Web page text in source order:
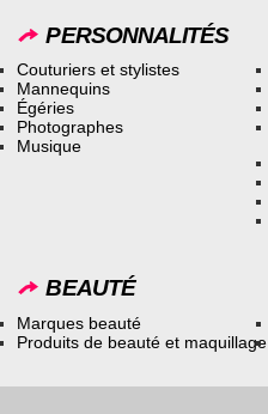
PERSONNALITÉS
Couturiers et stylistes
Mannequins
Égéries
Photographes
Musique
BEAUTÉ
Marques beauté
Produits de beauté et maquillage